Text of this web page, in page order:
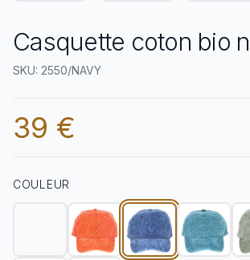
Casquette coton bio
SKU: 2550/NAVY
39 €
COULEUR